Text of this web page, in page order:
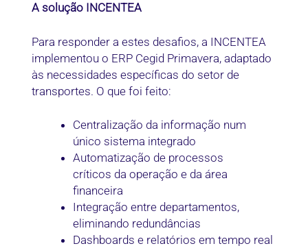
A solução INCENTEA
Para responder a estes desafios, a INCENTEA
implementou o ERP Cegid Primavera, adaptado
às necessidades específicas do setor de
transportes. O que foi feito:
Centralização da informação num
único sistema integrado
Automatização de processos
críticos da operação e da área
financeira
Integração entre departamentos,
eliminando redundâncias
Dashboards e relatórios em tempo real